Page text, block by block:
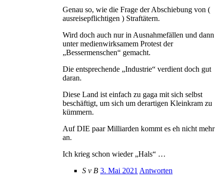
Genau so, wie die Frage der Abschiebung von (
ausreisepflichtigen ) Straftätern.
Wird doch auch nur in Ausnahmefällen und dann
unter medienwirksamem Protest der
„Bessermenschen“ gemacht.
Die entsprechende „Industrie“ verdient doch gut
daran.
Diese Land ist einfach zu gaga mit sich selbst
beschäftigt, um sich um derartigen Kleinkram zu
kümmern.
Auf DIE paar Milliarden kommt es eh nicht mehr
an.
Ich krieg schon wieder „Hals“ …
S v B 3. Mai 2021 Antworten